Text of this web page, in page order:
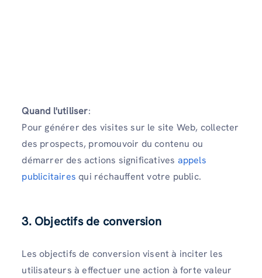
Quand l'utiliser:
Pour générer des visites sur le site Web, collecter
des prospects, promouvoir du contenu ou
démarrer des actions significatives appels
publicitaires qui réchauffent votre public.
3. Objectifs de conversion
Les objectifs de conversion visent à inciter les
utilisateurs à effectuer une action à forte valeur